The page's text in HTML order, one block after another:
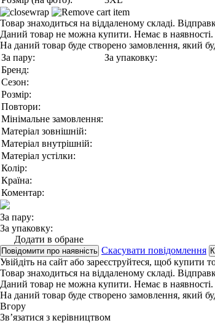
Товар знаходиться на віддаленому складі.
Даний товар не можна купити. Немає в наявності.
На даний товар буде створено замовлення, який
За пару:
За упаковку:
Бренд:
Сезон:
Розмір:
Повтори:
Мінімальне замовлення:
Матеріал зовнішній:
Матеріал внутрішній:
Матеріал устілки:
Колір:
Країна:
Коментар:
За пару:
За упаковку:
Додати в обране
Повідомити про наявність Скасувати повідомлення
Увійдіть на сайт або зареєструйтеся, щоб купити
Товар знаходиться на віддаленому складі.
Даний товар не можна купити. Немає в наявності.
На даний товар буде створено замовлення, який
Вгору
Зв’язатися з керівництвом